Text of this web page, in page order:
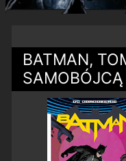
BATMAN,
SAMOBÓJCĄ